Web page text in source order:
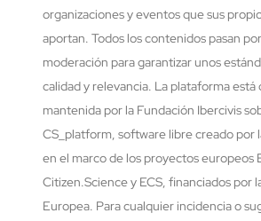
organizaciones y eventos que sus
aportan. Todos los contenidos pasan
moderación para garantizar unos
calidad y relevancia. La plataforma está
mantenida por la Fundación Ibercivis
CS_platform, software libre creado por
en el marco de los proyectos europeos
Citizen.Science y ECS, financiados por
Europea. Para cualquier incidencia o